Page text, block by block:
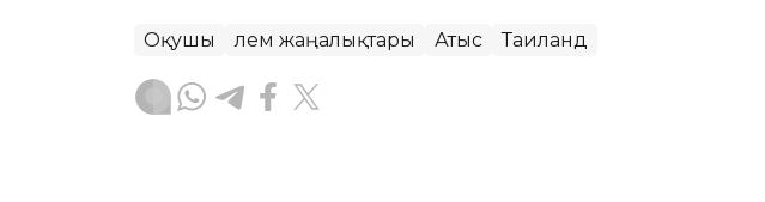
Оқушы Әлем жаңалықтары Атыс Таиланд